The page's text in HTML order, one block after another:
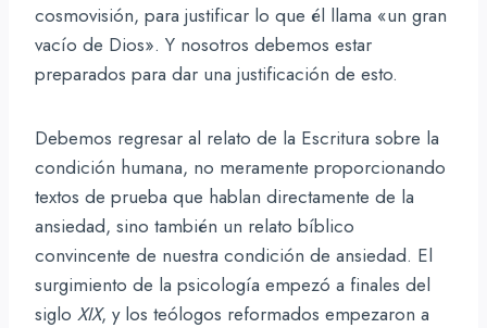
cosmovisión, para justificar lo que él llama «un gran
vacío de Dios». Y nosotros debemos estar
preparados para dar una justificación de esto.
Debemos regresar al relato de la Escritura sobre la
condición humana, no meramente proporcionando
textos de prueba que hablan directamente de la
ansiedad, sino también un relato bíblico
convincente de nuestra condición de ansiedad. El
surgimiento de la psicología empezó a finales del
siglo XIX, y los teólogos reformados empezaron a